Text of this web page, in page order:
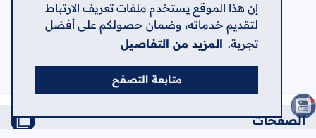
إن هذا الموقع يستخدم ملفات تعريف الارتباط
لتقديم خدماته، وضمان حصولكم على أفضل
تجربة. المزيد من التفاصيل
متابعة التصفح
الصفحات